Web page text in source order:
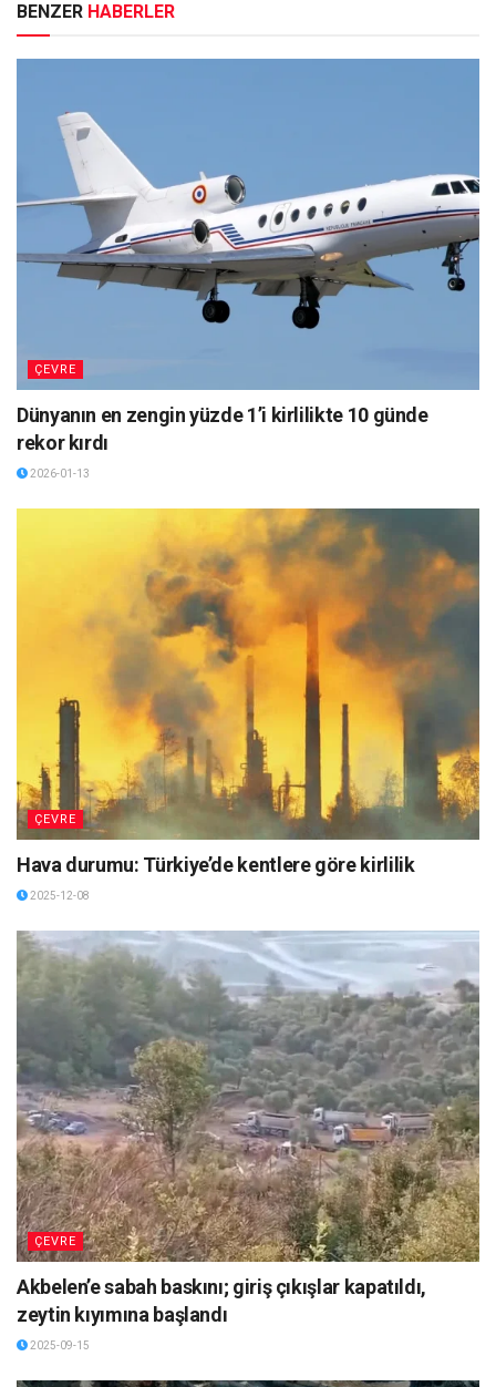
BENZER HABERLER
ÇEVRE
Dünyanın en zengin yüzde 1’i kirlilikte 10 günde
rekor kırdı
2026-01-13
ÇEVRE
Hava durumu: Türkiye’de kentlere göre kirlilik
2025-12-08
ÇEVRE
Akbelen’e sabah baskını; giriş çıkışlar kapatıldı,
zeytin kıyımına başlandı
2025-09-15